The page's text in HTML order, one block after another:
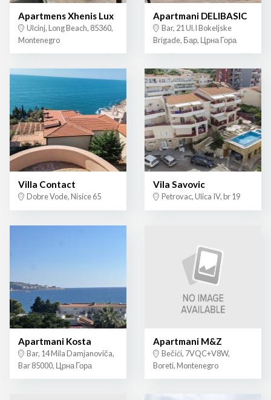
Apartmens Xhenis Lux
Ulcinj, Long Beach, 85360,
Montenegro
Apartmani DELIBASIC
Bar, 21 Ul.I Bokeljske
Brigade, Бар, Црна Гора
Villa Contact
Dobre Vode, Nisice 65
Vila Savovic
Petrovac, Ulica IV, br 19
Apartmani Kosta
Bar, 14 Mila Damjanoviča,
Bar 85000, Црна Гора
Apartmani M&Z
Bečići, 7VQC+V8W,
Boreti, Montenegro